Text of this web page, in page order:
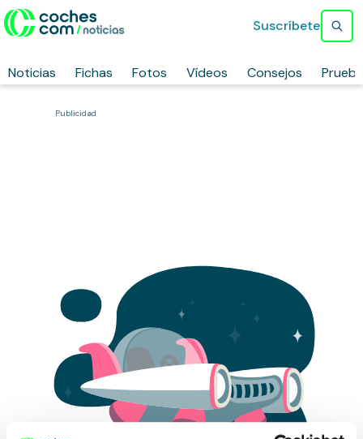
Noticias Fichas Fotos Vídeos Consejos
Suscríbete
Publicidad